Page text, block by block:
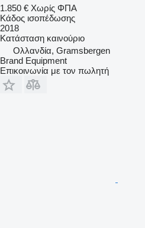
1.850 € Χωρίς ΦΠΑ
Κάδος ισοπέδωσης
2018
Κατάσταση καινούριο
Ολλανδία, Gramsbergen
Brand Equipment
Επικοινωνία με τον πωλητή